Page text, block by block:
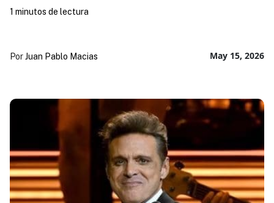
May 15, 2026
PorJuan Pablo Macias
1 minutos de lectura